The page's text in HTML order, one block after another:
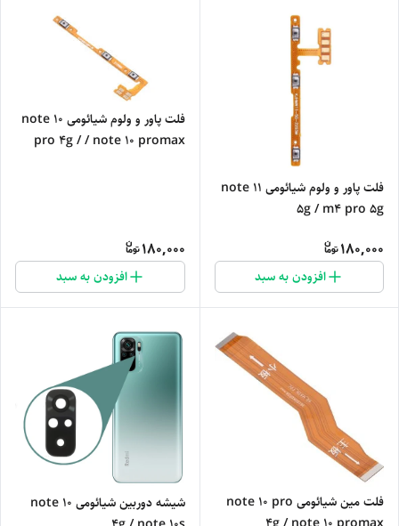
فلت پاور و ولوم شیائومی note 11
5g / m4 pro 5g
180,000
افزودن به سبد
فلت پاور و ولوم شیائومی note 10
pro 4g / / note 10 promax
180,000
افزودن به سبد
فلت مین شیائومی note 10 pro
شیشه دوربین شیائومی note 10